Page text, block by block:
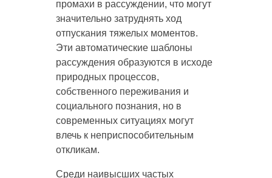
промахи в рассуждении, что могут
значительно затруднять ход
отпускания тяжелых моментов.
Эти автоматические шаблоны
рассуждения образуются в исходе
природных процессов,
собственного переживания и
социального познания, но в
современных ситуациях могут
влечь к неприспособительным
откликам.
Среди наивысших частых